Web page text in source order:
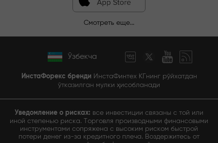
Смотреть еще...
Ўзбекча
ИнстаФорекс бренди ИнстаФинтех КГнинг рўйхатдан
ўтказилган мулки ҳисобланади
Уведомление о рисках: все инвестиции связаны с той или
иной степенью риска. Торговля производными финансовыми
инструментами сопряжена с высоким риском быстрой
потери денег из-за кредитного плеча. Воздержитесь от